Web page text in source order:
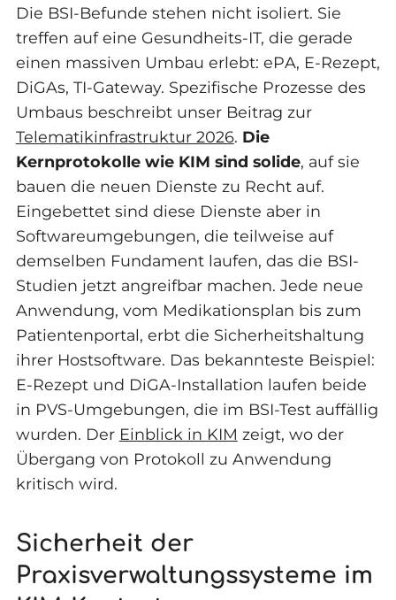
Die BSI-Befunde stehen nicht isoliert. Sie
treffen auf eine Gesundheits-IT, die gerade
einen massiven Umbau erlebt: ePA, E-Rezept,
DiGAs, TI-Gateway. Spezifische Prozesse des
Umbaus beschreibt unser Beitrag zur
Telematikinfrastruktur 2026. Die
Kernprotokolle wie KIM sind solide, auf sie
bauen die neuen Dienste zu Recht auf.
Eingebettet sind diese Dienste aber in
Softwareumgebungen, die teilweise auf
demselben Fundament laufen, das die BSI-
Studien jetzt angreifbar machen. Jede neue
Anwendung, vom Medikationsplan bis zum
Patientenportal, erbt die Sicherheitshaltung
ihrer Hostsoftware. Das bekannteste Beispiel:
E-Rezept und DiGA-Installation laufen beide
in PVS-Umgebungen, die im BSI-Test auffällig
wurden. Der Einblick in KIM zeigt, wo der
Übergang von Protokoll zu Anwendung
kritisch wird.
Sicherheit der
Praxisverwaltungssysteme im